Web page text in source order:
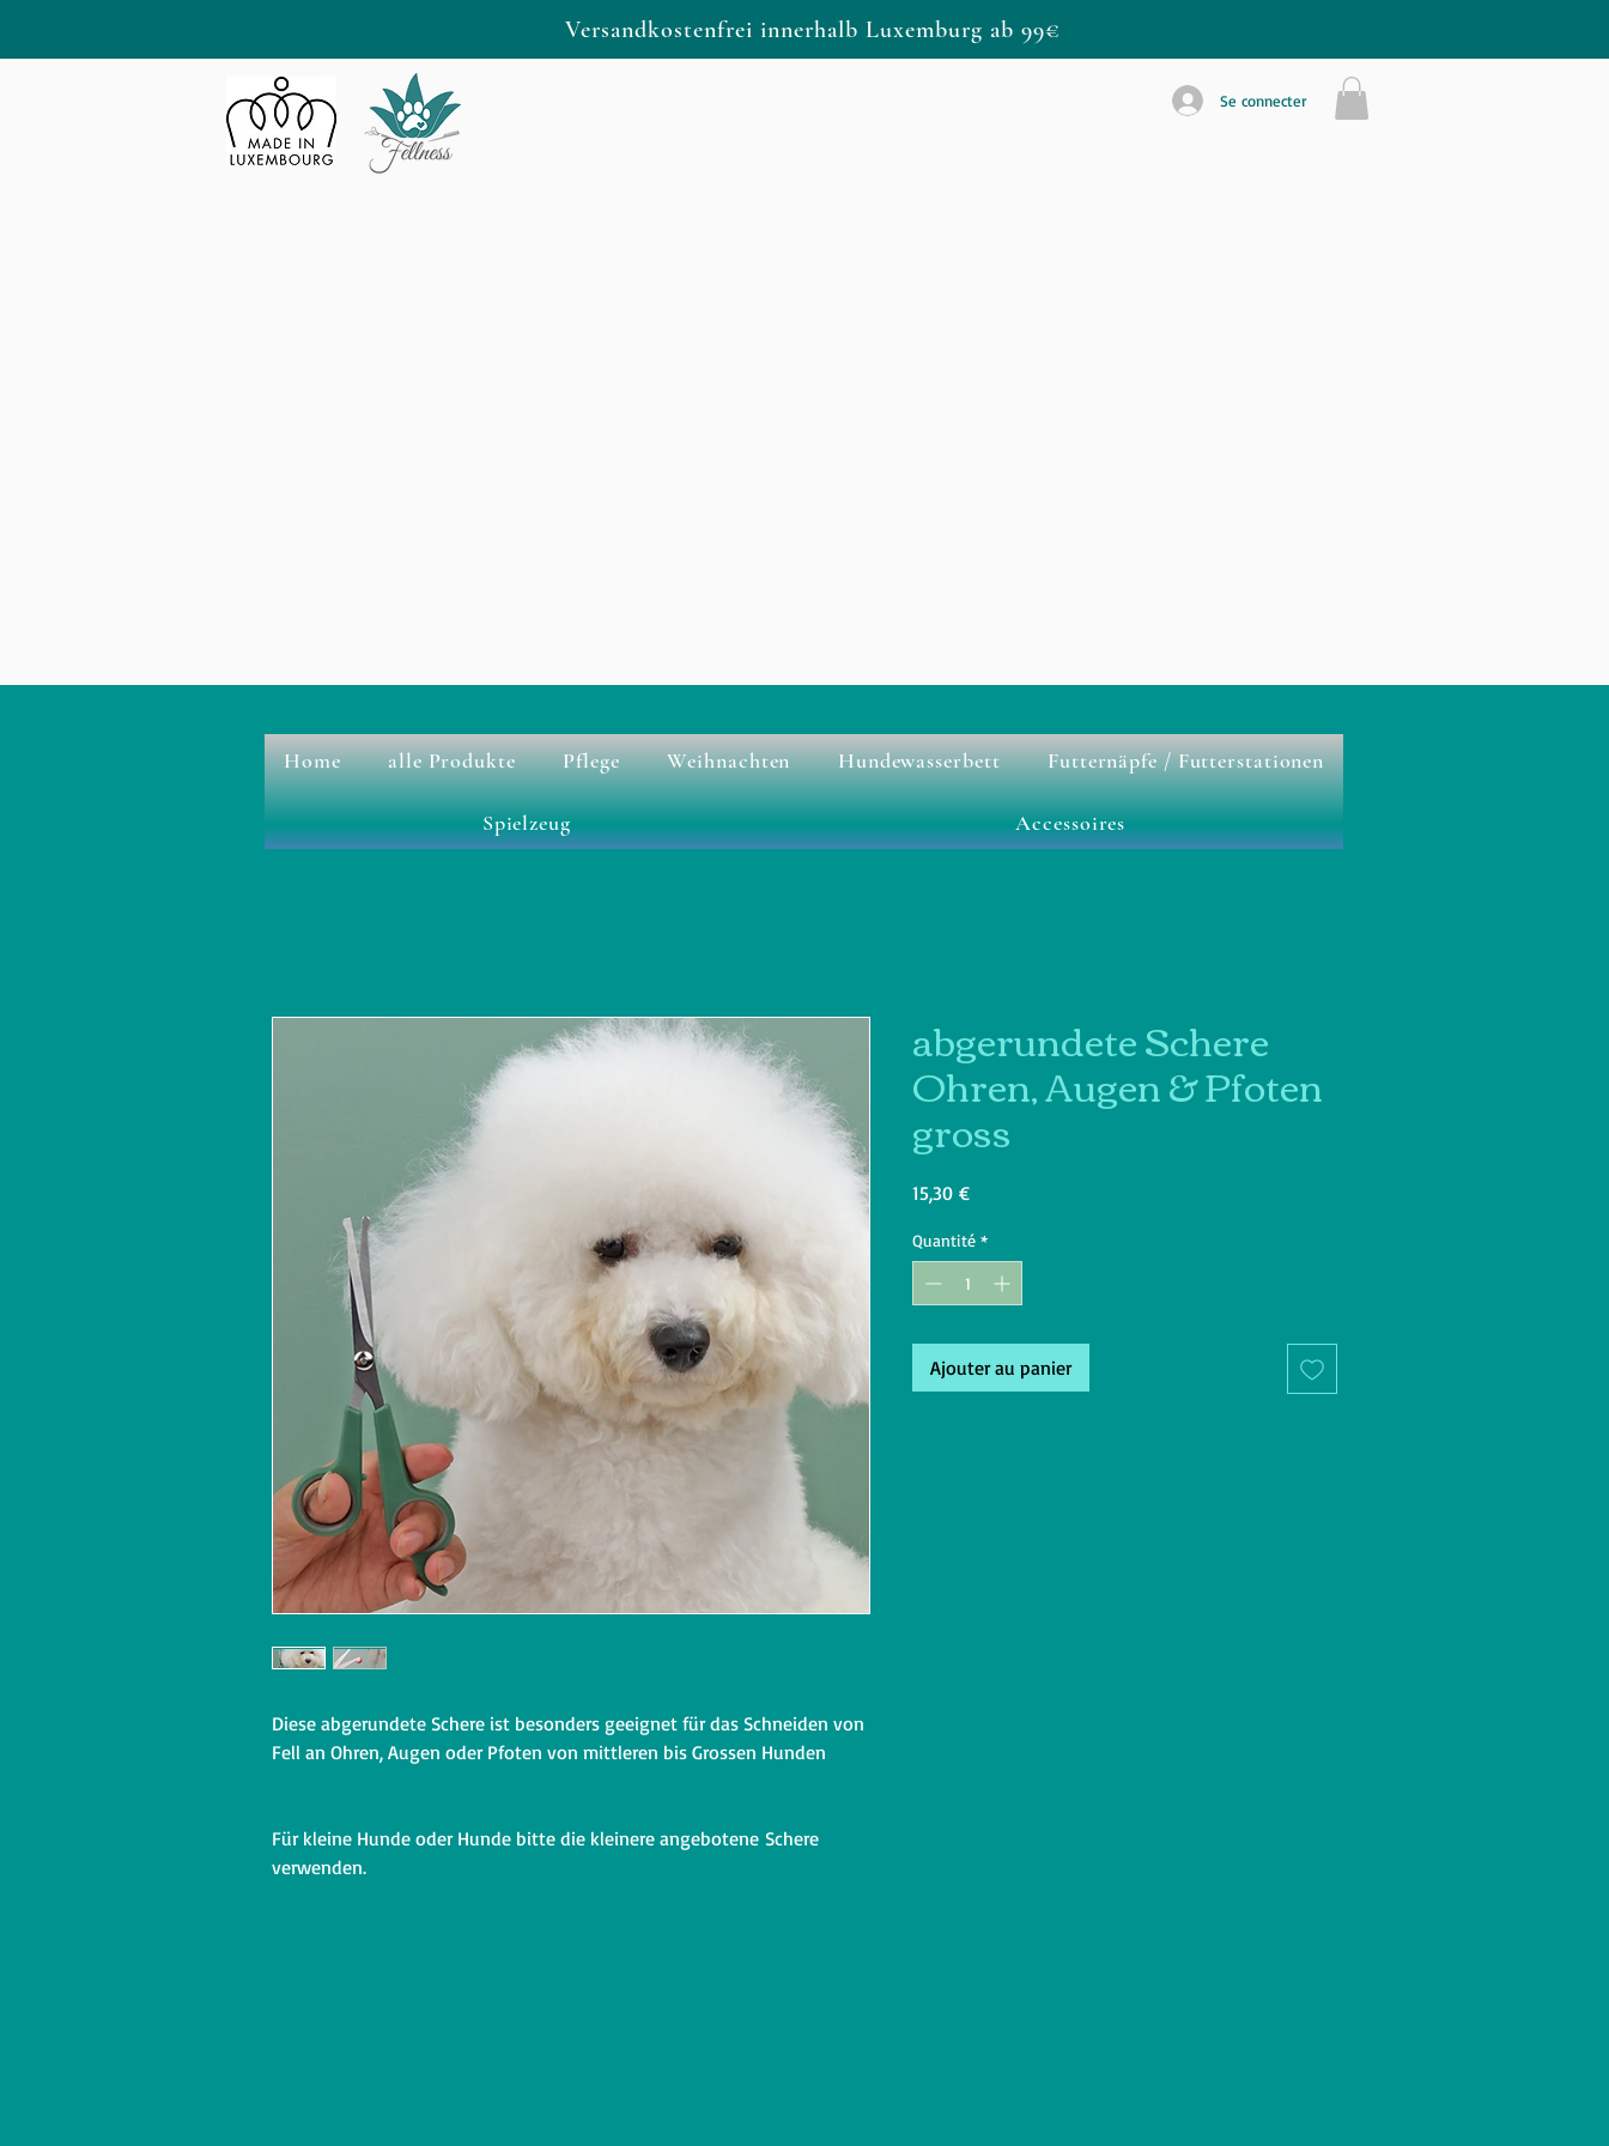
Versandkostenfrei innerhalb Luxemburg ab 99€
Se connecter
Home alle Produkte Pflege Weihnachten Hundewasserbett Futternäpfe / Futterstationen
Spielzeug Accessoires
Diese abgerundete Schere ist besonders geeignet für das Schneiden von
Fell an Ohren, Augen oder Pfoten von mittleren bis Grossen Hunden
Für kleine Hunde oder Hunde bitte die kleinere angebotene Schere
verwenden.
abgerundete Schere
Ohren, Augen & Pfoten
gross
15,30 €Prix
Quantité *
Ajouter au panier